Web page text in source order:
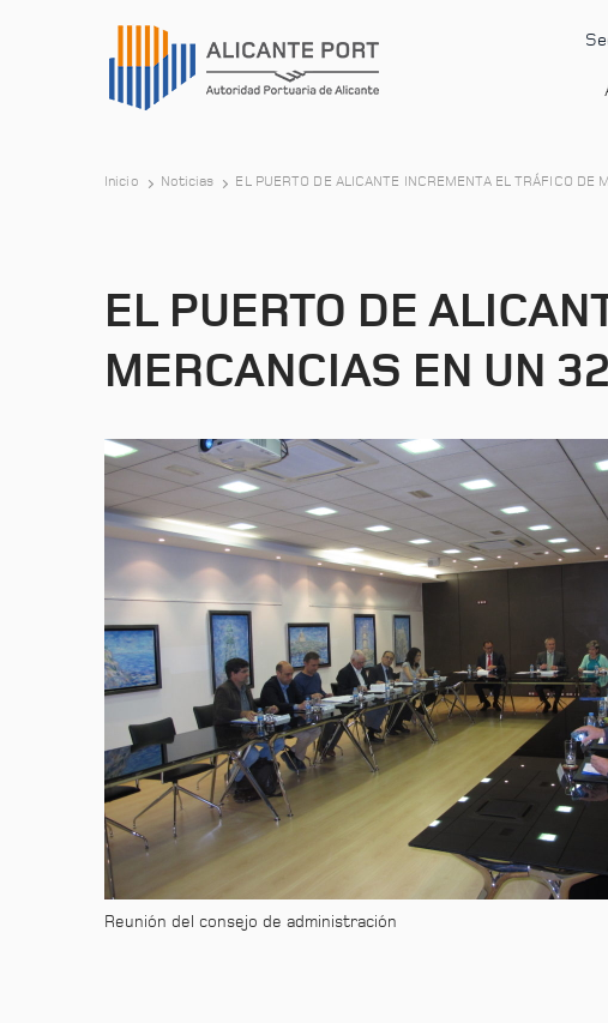
Inicio Noticias EL PUERTO DE ALICANTE INCREMENTA EL TRÁFICO DE
EL PUERTO DE
MERCANCIAS EN UN
Reunión del consejo de administración